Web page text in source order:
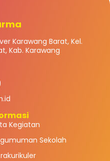
Karawang Barat, Kel.
Kab. Karawang
Kegiatan
Sekolah